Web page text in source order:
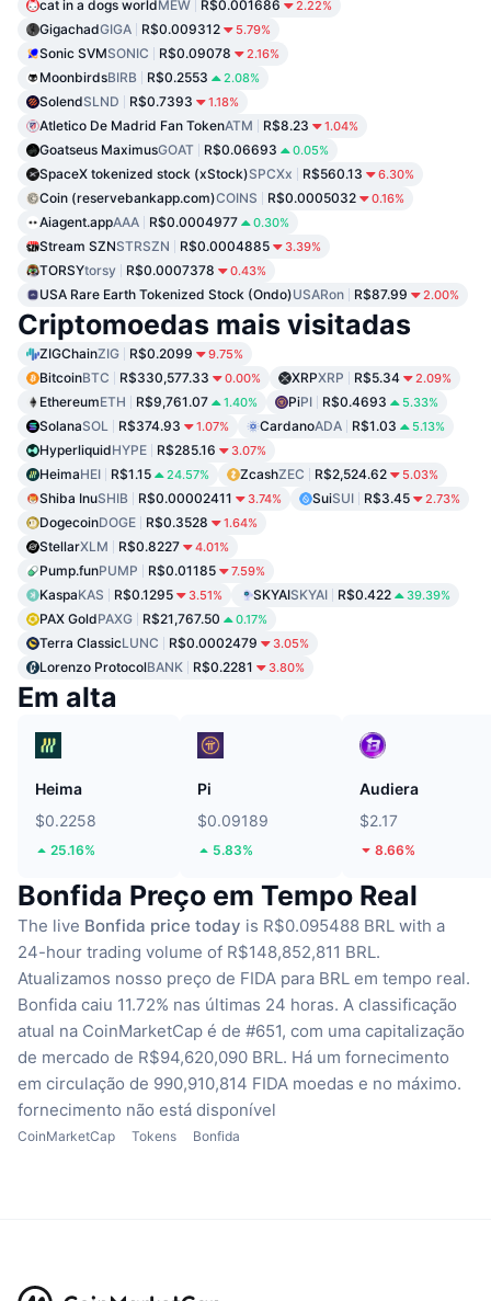
cat in a dogs worldMEW R$0.001686 2.22%
GigachadGIGA R$0.009312 5.79%
Sonic SVMSONIC R$0.09078 2.16%
MoonbirdsBIRB R$0.2553 2.08%
SolendSLND R$0.7393 1.18%
Atletico De Madrid Fan TokenATM R$8.23 1.04%
Goatseus MaximusGOAT R$0.06693 0.05%
SpaceX tokenized stock (xStock)SPCXx R$560.13 6.30%
Coin (reservebankapp.com)COINS R$0.0005032 0.16%
Aiagent.appAAA R$0.0004977 0.30%
Stream SZNSTRSZN R$0.0004885 3.39%
TORSYtorsy R$0.0007378 0.43%
USA Rare Earth Tokenized Stock (Ondo)USARon R$87.99 2.00%
Criptomoedas mais visitadas
ZIGChainZIG R$0.2099 9.75%
BitcoinBTC R$330,577.33 0.00% XRPXRP R$5.34 2.09%
EthereumETH R$9,761.07 1.40% PiPI R$0.4693 5.33%
SolanaSOL R$374.93 1.07% CardanoADA R$1.03 5.13%
HyperliquidHYPE R$285.16 3.07%
HeimaHEI R$1.15 24.57% ZcashZEC R$2,524.62 5.03%
Shiba InuSHIB R$0.00002411 3.74% SuiSUI R$3.45 2.73%
DogecoinDOGE R$0.3528 1.64%
StellarXLM R$0.8227 4.01%
Pump.funPUMP R$0.01185 7.59%
KaspaKAS R$0.1295 3.51% SKYAISKYAI R$0.422 39.39%
PAX GoldPAXG R$21,767.50 0.17%
Terra ClassicLUNC R$0.0002479 3.05%
Lorenzo ProtocolBANK R$0.2281 3.80%
Em alta
Heima
$0.2258
25.16%
Pi
$0.09189
5.83%
Audiera
$2.17
8.66%
Bonfida Preço em Tempo Real
The live Bonfida price today is R$0.095488 BRL with a
24-hour trading volume of R$148,852,811 BRL.
Atualizamos nosso preço de FIDA para BRL em tempo real.
Bonfida caiu 11.72% nas últimas 24 horas. A classificação
atual na CoinMarketCap é de #651, com uma capitalização
de mercado de R$94,620,090 BRL. Há um fornecimento
em circulação de 990,910,814 FIDA moedas e no máximo.
fornecimento não está disponível
CoinMarketCap Tokens Bonfida